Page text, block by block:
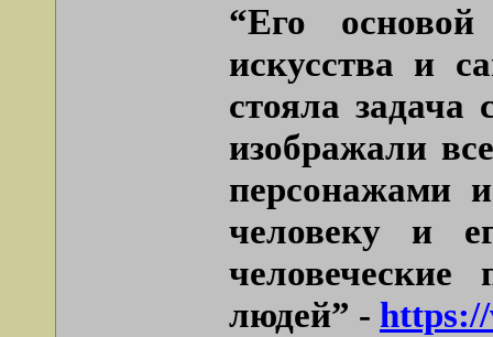
“Его
искусства и
стояла задача
изображали
персонажами
человеку и
людей” -